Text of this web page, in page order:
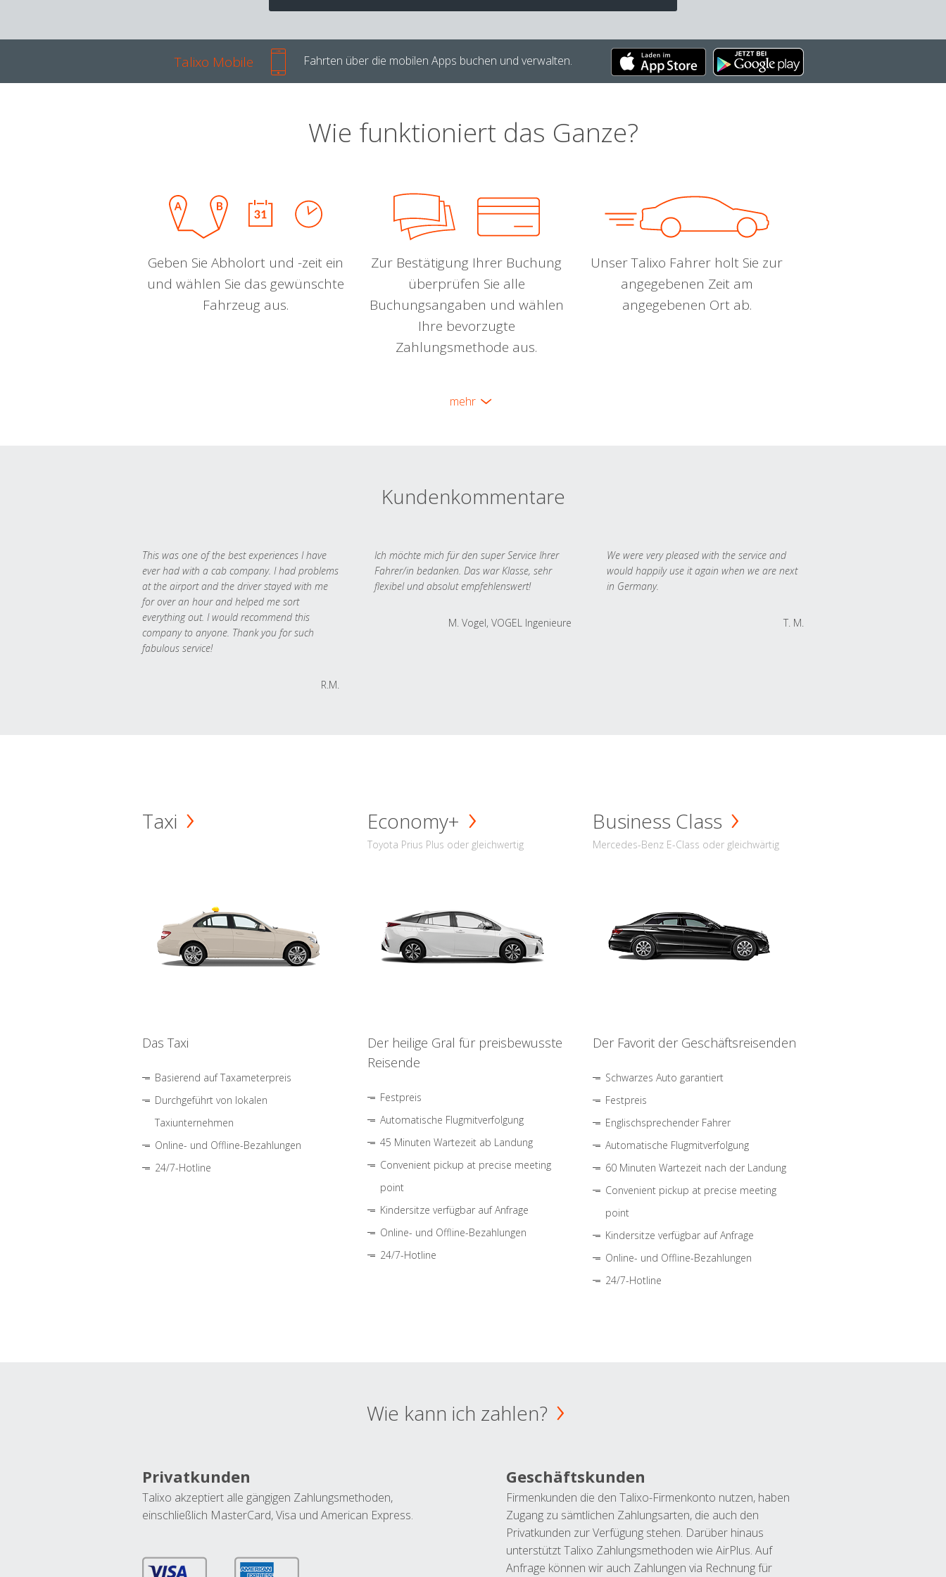
Talixo Mobile Fahrten über die mobilen Apps buchen und verwalten.
Wie funktioniert das Ganze?
Geben Sie Abholort und -zeit ein
und wählen Sie das gewünschte
Fahrzeug aus.
Zur Bestätigung Ihrer Buchung
überprüfen Sie alle
Buchungsangaben und wählen
Ihre bevorzugte
Zahlungsmethode aus.
Unser Talixo Fahrer holt Sie zur
angegebenen Zeit am
angegebenen Ort ab.
mehr
Kundenkommentare
This was one of the best experiences I have
ever had with a cab company. I had problems
at the airport and the driver stayed with me
for over an hour and helped me sort
everything out. I would recommend this
company to anyone. Thank you for such
fabulous service!
R.M.
Ich möchte mich für den super Service Ihrer
Fahrer/in bedanken. Das war Klasse, sehr
flexibel und absolut empfehlenswert!
M. Vogel, VOGEL Ingenieure
We were very pleased with the service and
would happily use it again when we are next
in Germany.
T. M.
Taxi
Das Taxi
Basierend auf Taxameterpreis
Durchgeführt von lokalen
Taxiunternehmen
Online- und Offline-Bezahlungen
24/7-Hotline
Economy+
Toyota Prius Plus oder gleichwertig
Der heilige Gral für preisbewusste
Reisende
Festpreis
Automatische Flugmitverfolgung
45 Minuten Wartezeit ab Landung
Convenient pickup at precise meeting
point
Kindersitze verfügbar auf Anfrage
Online- und Offline-Bezahlungen
24/7-Hotline
Business Class
Mercedes-Benz E-Class oder gleichwärtig
Der Favorit der Geschäftsreisenden
Schwarzes Auto garantiert
Festpreis
Englischsprechender Fahrer
Automatische Flugmitverfolgung
60 Minuten Wartezeit nach der Landung
Convenient pickup at precise meeting
point
Kindersitze verfügbar auf Anfrage
Online- und Offline-Bezahlungen
24/7-Hotline
Wie kann ich zahlen?
Privatkunden
Talixo akzeptiert alle gängigen Zahlungsmethoden,
einschließlich MasterCard, Visa und American Express.
Geschäftskunden
Firmenkunden die den Talixo-Firmenkonto nutzen, haben
Zugang zu sämtlichen Zahlungsarten, die auch den
Privatkunden zur Verfügung stehen. Darüber hinaus
unterstützt Talixo Zahlungsmethoden wie AirPlus. Auf
Anfrage können wir auch Zahlungen via Rechnung für